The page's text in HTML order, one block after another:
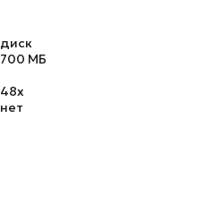
диск
700 МБ
48x
нет